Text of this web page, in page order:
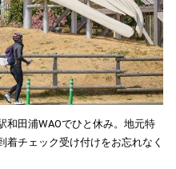
和田浦WAOでひと休み。地元特
着チェック受け付けをお忘れなく